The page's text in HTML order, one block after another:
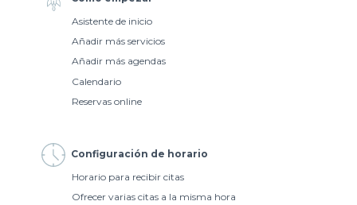
Asistente de inicio
Añadir más servicios
Añadir más agendas
Calendario
Reservas online
Configuración de horario
Horario para recibir citas
Ofrecer varias citas a la misma hora